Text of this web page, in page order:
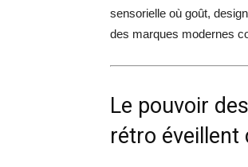
sensorielle où goût,
des marques modernes
Le pouvoir
rétro éveillent